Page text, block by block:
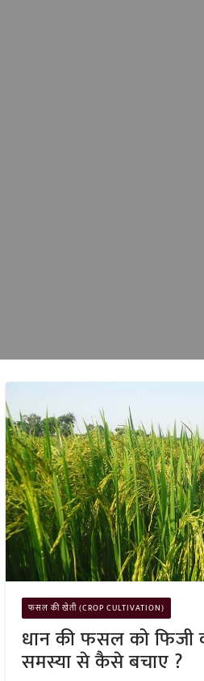
फसल की खेती (CROP CULTIVATION)
धान की फसल को फिजी
समस्या से कैसे बचाए ?